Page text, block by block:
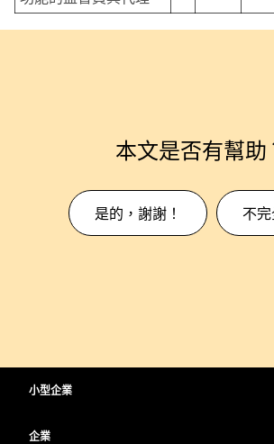
本文是否有幫助
是的，謝謝！ 不
小型企業
企業